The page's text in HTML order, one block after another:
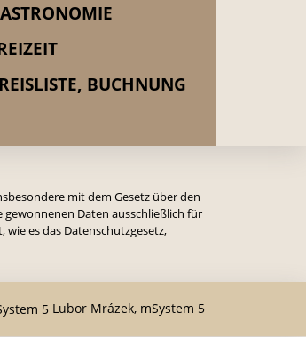
BUCHNUNG
mit dem Gesetz über den
gewonnenen Daten ausschließlich für
es das Datenschutzgesetz,
Lubor Mrázek, mSystem 5